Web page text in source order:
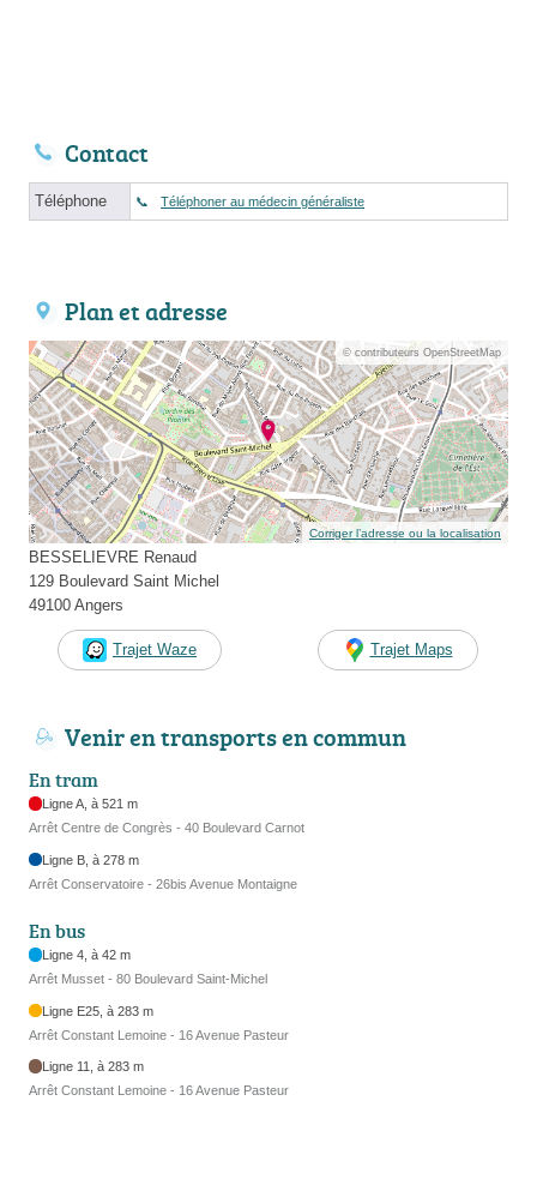
Contact
Téléphone Téléphoner au médecin généraliste
Plan et adresse
© contributeurs OpenStreetMap
Corriger l’adresse ou la localisation
BESSELIEVRE Renaud
129 Boulevard Saint Michel
49100 Angers
Trajet Waze Trajet Maps
Venir en transports en commun
En tram
Ligne A, à 521 m
Arrêt Centre de Congrès - 40 Boulevard Carnot
Ligne B, à 278 m
Arrêt Conservatoire - 26bis Avenue Montaigne
En bus
Ligne 4, à 42 m
Arrêt Musset - 80 Boulevard Saint-Michel
Ligne E25, à 283 m
Arrêt Constant Lemoine - 16 Avenue Pasteur
Ligne 11, à 283 m
Arrêt Constant Lemoine - 16 Avenue Pasteur